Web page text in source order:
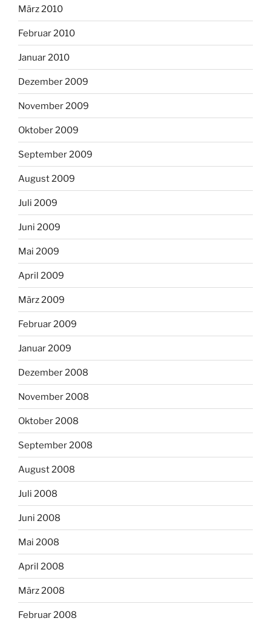
März 2010
Februar 2010
Januar 2010
Dezember 2009
November 2009
Oktober 2009
September 2009
August 2009
Juli 2009
Juni 2009
Mai 2009
April 2009
März 2009
Februar 2009
Januar 2009
Dezember 2008
November 2008
Oktober 2008
September 2008
August 2008
Juli 2008
Juni 2008
Mai 2008
April 2008
März 2008
Februar 2008